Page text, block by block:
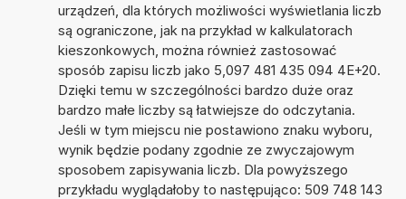
urządzeń, dla których możliwości wyświetlania liczb
są ograniczone, jak na przykład w kalkulatorach
kieszonkowych, można również zastosować
sposób zapisu liczb jako 5,097 481 435 094 4E+20.
Dzięki temu w szczególności bardzo duże oraz
bardzo małe liczby są łatwiejsze do odczytania.
Jeśli w tym miejscu nie postawiono znaku wyboru,
wynik będzie podany zgodnie ze zwyczajowym
sposobem zapisywania liczb. Dla powyższego
przykładu wyglądałoby to następująco: 509 748 143